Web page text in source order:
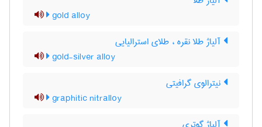
gold alloy
آلیاژ طلا نقره ، طلای استرالیایی
gold-silver alloy
نیترالوی گرافیتی
graphitic nitralloy